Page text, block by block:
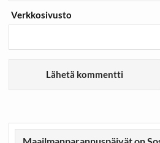
Verkkosivusto
Maailmanparannuspäivät on